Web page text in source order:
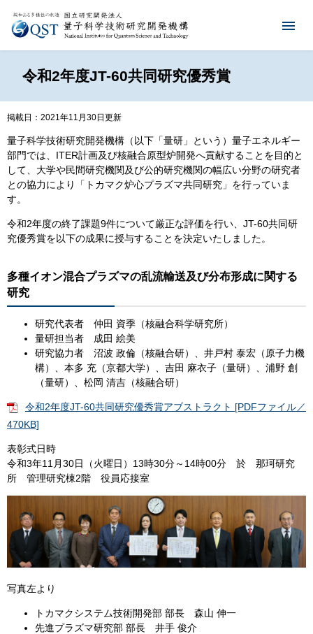
令和2年度JT-60共同研究優秀賞
掲載日：2021年11月30日更新
量子科学技術研究開発機構（以下「量研」という）量子エネルギー
部門では、ITER計画及び核融合原型炉開発へ貢献することを目的と
して、大学や民間研究機関及び公的研究機関の幅広い分野の研究者
との協力により「トカマク炉心プラズマ共同研究」を行っていま
す。
令和2年度の終了課題9件について厳正な評価を行い、JT-60共同研
究優秀賞を以下の成果に授与することを決定いたしました。
多種イオン混合プラズマの乱流輸送及び分布形成に関する
研究
研究代表者 仲田 資季（核融合科学研究所）
量研担当者 成田 絵美
研究協力者 沼波 政倫（核融合研）、井戸村 泰宏（原子力機
構）、本多 充（京都大学）、吉田 麻衣子（量研）、浦野 創
（量研）、松岡 清吉（核融合研）
令和2年度JT-60共同研究優秀賞アブストラクト [PDFファイル／
470KB]
表彰式日時
令和3年11月30日（火曜日）13時30分～14時00分 於 那珂研究
所 管理研究棟2階 役員応接室
写真左より
トカマクシステム技術開発部 部長 森山 伸一
先進プラズマ研究部 部長 井手 俊介